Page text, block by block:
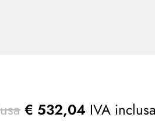
€ 532,04 IVA inclusa